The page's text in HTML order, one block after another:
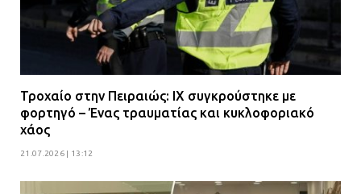
Τροχαίο στην Πειραιώς: ΙΧ συγκρούστηκε με
φορτηγό – Ένας τραυματίας και κυκλοφοριακό
χάος
21.07.2026 | 13:12